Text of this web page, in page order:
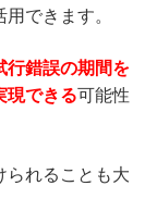
できます。
行錯誤の期間を
現できる可能性
られることも大